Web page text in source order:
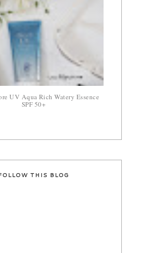
UV Aqua Rich Watery Essence
SPF 50+
THIS BLOG